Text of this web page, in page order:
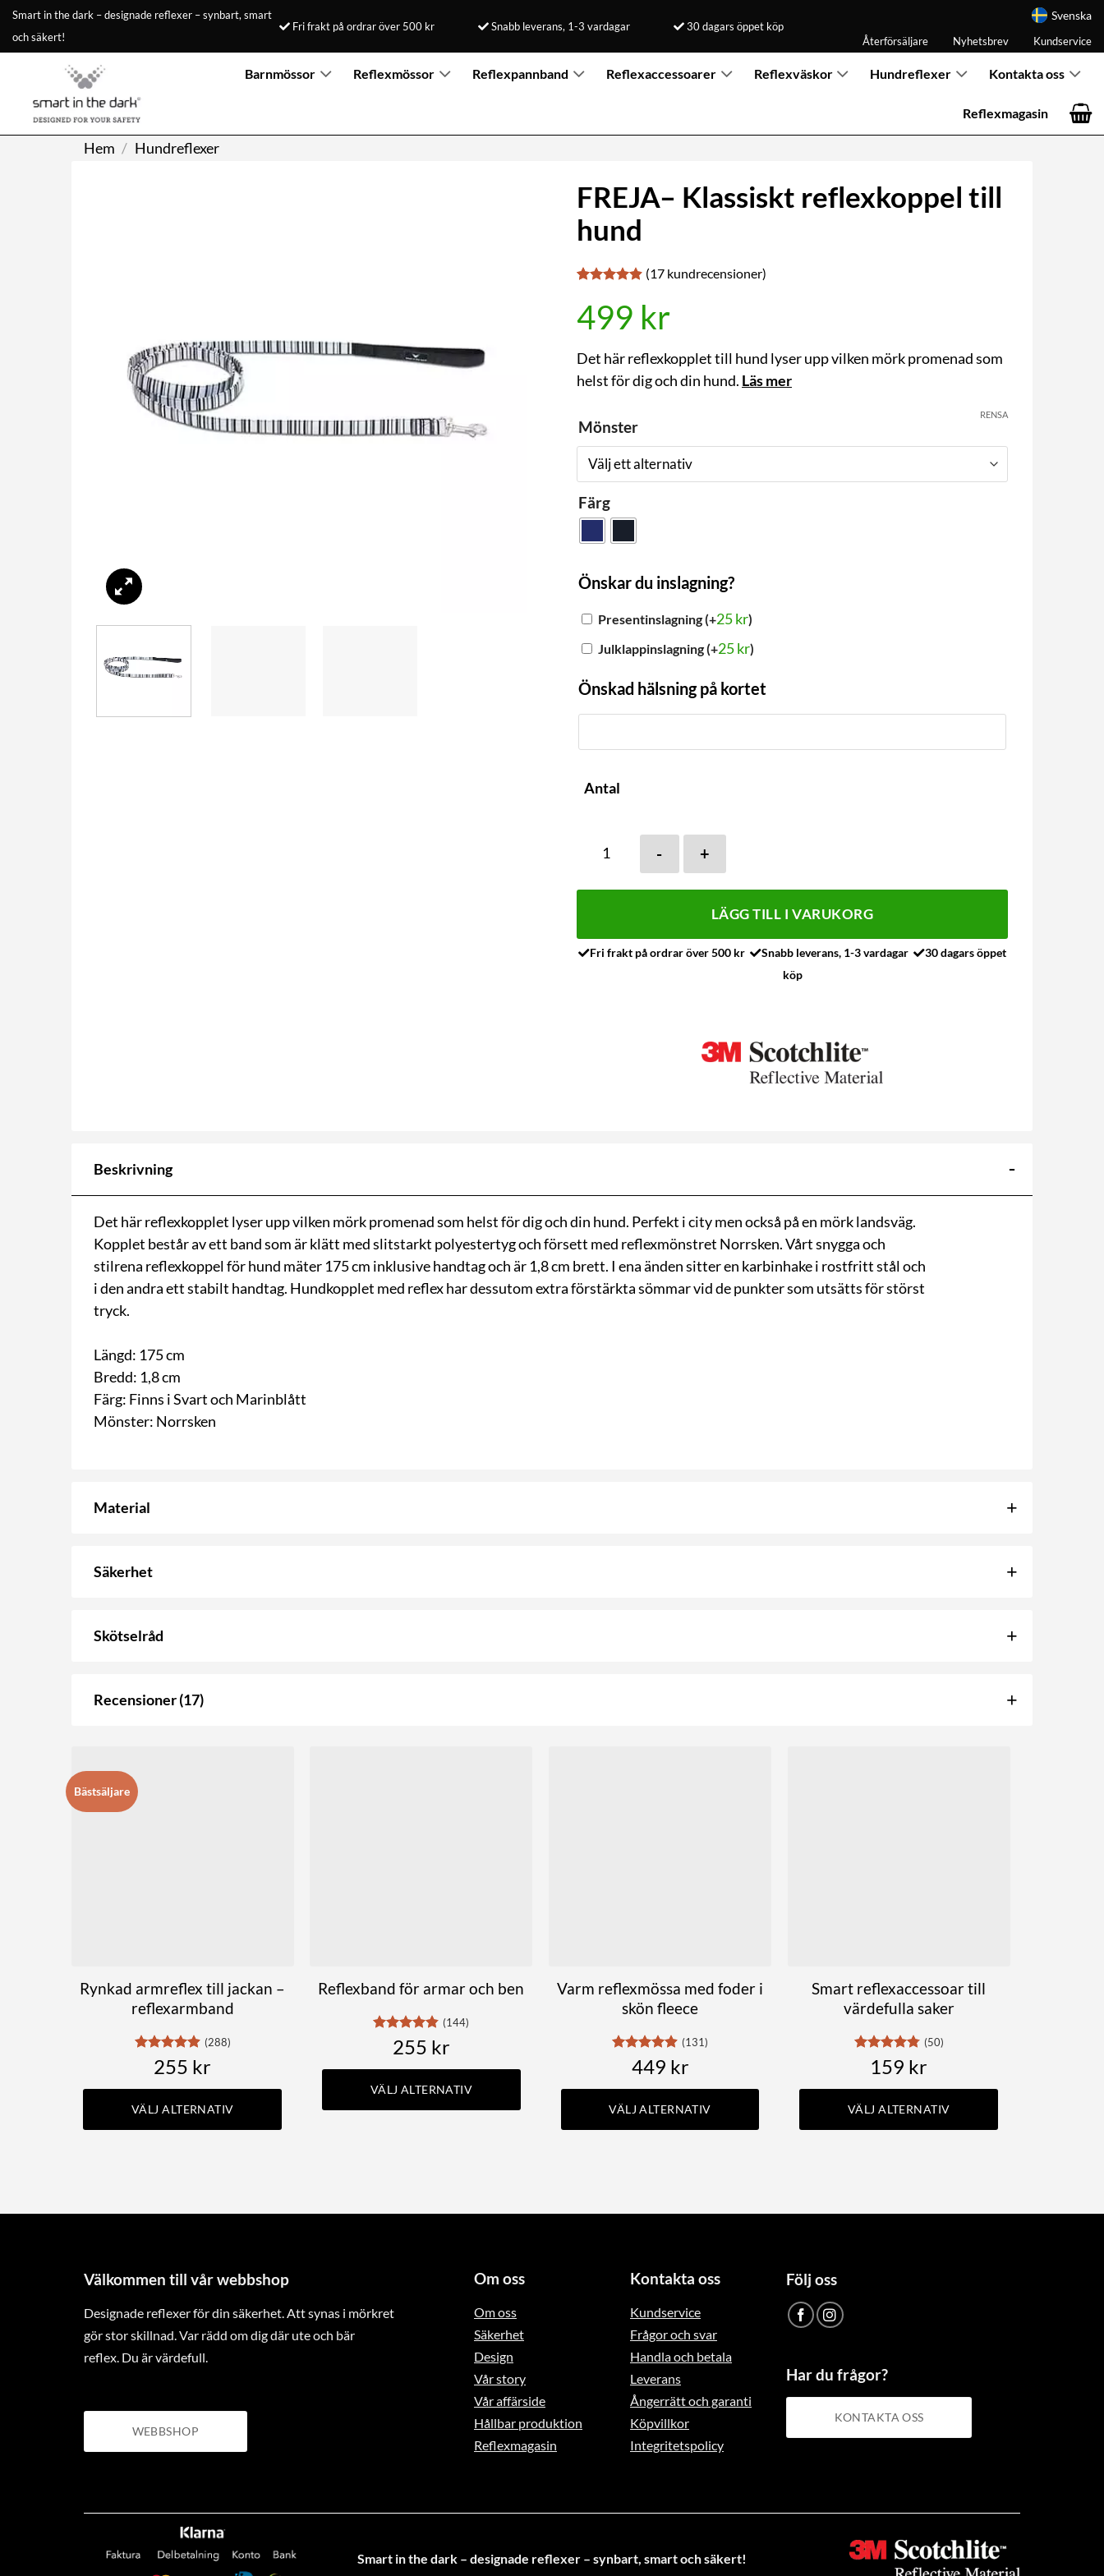
Skip
content
Smart in the dark – designade reflexer – synbart, smart
och säkert!
Fri frakt på ordrar över 500 kr Snabb leverans, 1-3 vardagar 30 dagars öppet köp
Svenska
Återförsäljare Nyhetsbrev Kundservice
Barnmössor Reflexmössor Reflexpannband Reflexaccessoarer Reflexväskor Hundreflexer Kontakta oss
Reflexmagasin
Hem / Hundreflexer
FREJA– Klassiskt reflexkoppel till
hund
4.88av 5
baserat på
kundrecensioner
(17kundrecensioner)
499 kr
Det här reflexkopplet till hund lyser upp vilken mörk promenad som
helst för dig och din hund. Läs mer
Mönster
Färg
RENSA
Önskar du inslagning?
Presentinslagning(+25kr)
Julklappinslagning(+25kr)
Önskad hälsning på kortet
Antal
FREJA– Klassiskt reflexkoppel till hund mängd
LÄGG TILL I VARUKORG
Fri frakt på ordrar över 500 kr Snabb leverans, 1-3 vardagar
30 dagars öppet
köp
Beskrivning
Det här reflexkopplet lyser upp vilken mörk promenad som helst för dig och din hund. Perfekt i city men också på en mörk landsväg.
Kopplet består av ett band som är klätt med slitstarkt polyestertyg och försett med reflexmönstret Norrsken. Vårt snygga och
stilrena reflexkoppel för hund mäter 175 cm inklusive handtag och är 1,8 cm brett. I ena änden sitter en karbinhake i rostfritt stål och
i den andra ett stabilt handtag. Hundkopplet med reflex har dessutom extra förstärkta sömmar vid de punkter som utsätts för störst
tryck.
Längd: 175 cm
Bredd: 1,8 cm
Färg: Finns i Svart och Marinblått
Mönster: Norrsken
Material
Säkerhet
Skötselråd
Recensioner (17)
Bästsäljare
Rynkad armreflex till jackan –
reflexarmband
Betygsatt
4.86av 5
(288)
255 kr
VÄLJ ALTERNATIV
De
alternativen
kan
väljas
Reflexband för armar och ben
Betygsatt
4.79av 5
(144)
255 kr
VÄLJ ALTERNATIV
produktsidan
Varm reflexmössa med foder i
skön fleece
Betygsatt
4.86av 5
(131)
449 kr
VÄLJ ALTERNATIV
De
alternativen
kan
väljas
på
produktsidan
Smart reflexaccessoar till
värdefulla saker
Betygsatt
4.78av 5
(50)
159 kr
VÄLJ ALTERNATIV
Välkommen till vår webbshop
Designade reflexer för din säkerhet. Att synas i mörkret
gör stor skillnad. Var rädd om dig där ute och bär
reflex. Du är värdefull.
WEBBSHOP
Om oss
Om oss
Säkerhet
Design
Vår story
Vår affärside
Hållbar produktion
Reflexmagasin
Kontakta oss
Kundservice
Frågor och svar
Handla och betala
Leverans
Ångerrätt och garanti
Köpvillkor
Integritetspolicy
Följ oss
Har du frågor?
KONTAKTA OSS
Smart in the dark – designade reflexer – synbart, smart och säkert!